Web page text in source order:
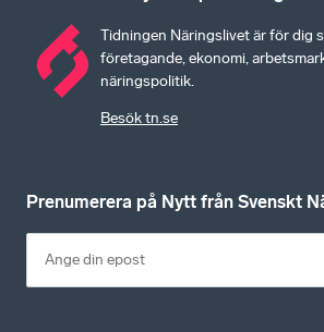
Tidningen Näringslivet är för dig
företagande, ekonomi,
näringspolitik.
Besök tn.se
Prenumerera på Nytt från Svenskt